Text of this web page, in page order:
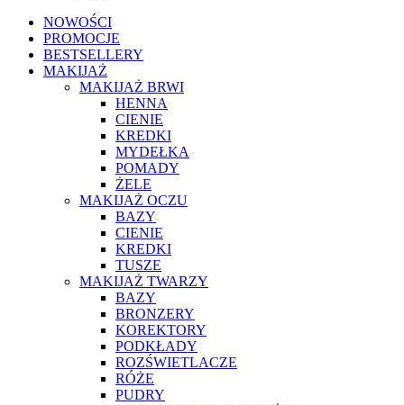
NOWOŚCI
PROMOCJE
BESTSELLERY
MAKIJAŻ
MAKIJAŻ BRWI
HENNA
CIENIE
KREDKI
MYDEŁKA
POMADY
ŻELE
MAKIJAŻ OCZU
BAZY
CIENIE
KREDKI
TUSZE
MAKIJAŻ TWARZY
BAZY
BRONZERY
KOREKTORY
PODKŁADY
ROZŚWIETLACZE
RÓŻE
PUDRY